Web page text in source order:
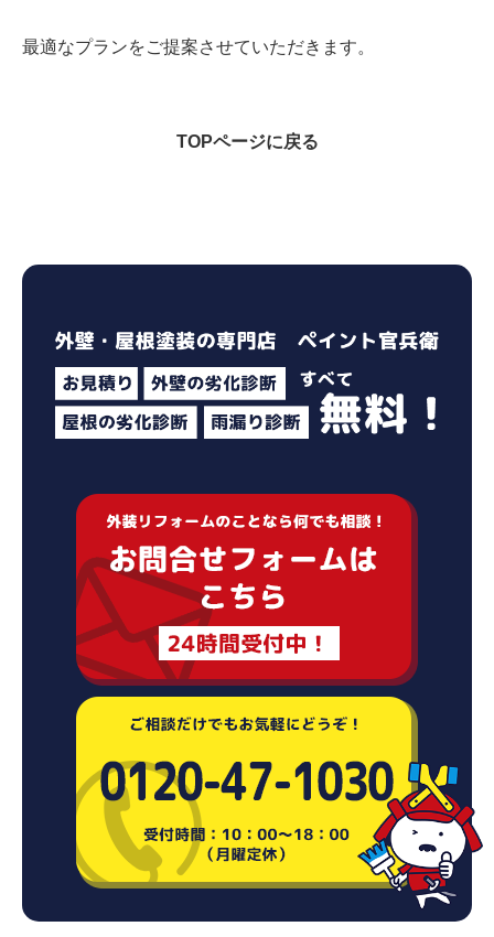
最適なプランをご提案させていただきます。
TOPページに戻る